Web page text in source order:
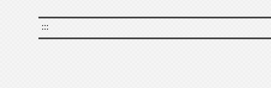
:::